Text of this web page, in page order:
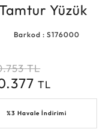
Yüzük
Barkod : S176000
TL
TL
%3 Havale İndirimi